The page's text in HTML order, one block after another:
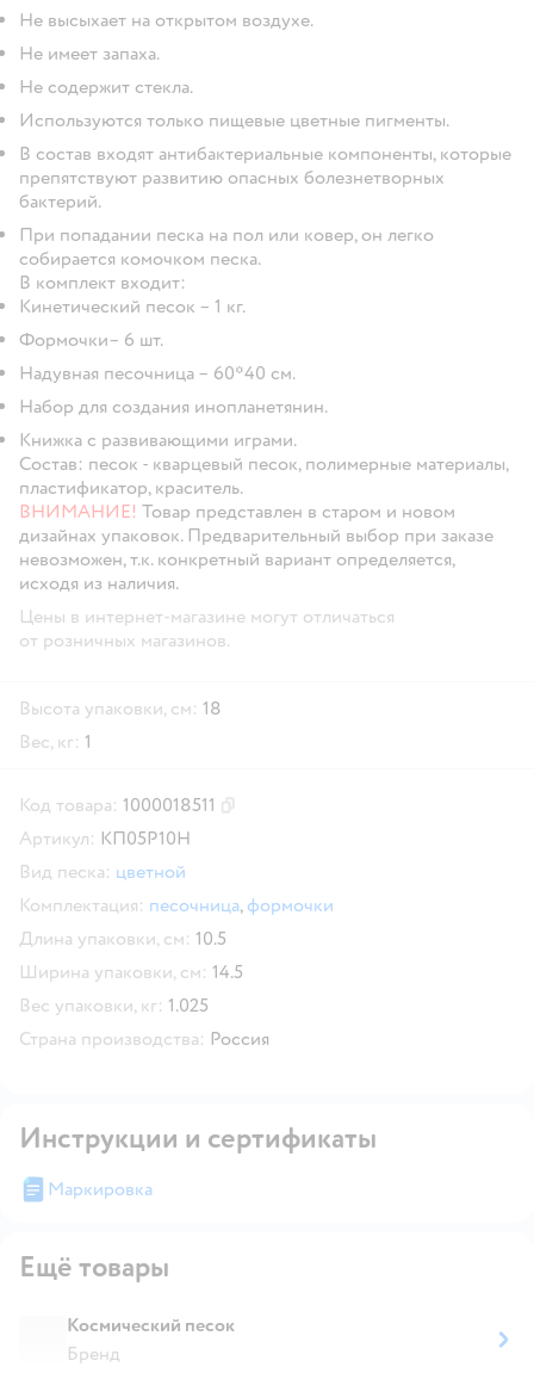
Не высыхает на открытом воздухе.
Не имеет запаха.
Не содержит стекла.
Используются только пищевые цветные пигменты.
В состав входят антибактериальные компоненты, которые
препятствуют развитию опасных болезнетворных
бактерий.
При попадании песка на пол или ковер, он легко
собирается комочком песка.
В комплект входит:
Кинетический песок – 1 кг.
Формочки– 6 шт.
Надувная песочница – 60*40 см.
Набор для создания инопланетянин.
Книжка с развивающими играми.
Состав: песок - кварцевый песок, полимерные материалы,
пластификатор, краситель.
ВНИМАНИЕ! Товар представлен в старом и новом
дизайнах упаковок. Предварительный выбор при заказе
невозможен, т.к. конкретный вариант определяется,
исходя из наличия.
Цены в интернет-магазине могут отличаться
от розничных магазинов.
Высота упаковки, см: 18
Вес, кг: 1
Код товара: 1000018511
Артикул: КП05Р10Н
Вид песка: цветной
Комплектация: песочница, формочки
Длина упаковки, см: 10.5
Ширина упаковки, см: 14.5
Вес упаковки, кг: 1.025
Страна производства: Россия
Инструкции и сертификаты
Маркировка
Ещё товары
Космический песок
Бренд